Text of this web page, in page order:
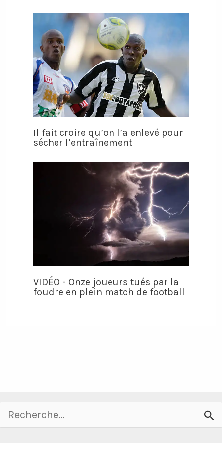
Il fait croire qu’on l’a enlevé pour
sécher l’entraînement
VIDÉO - Onze joueurs tués par la
foudre en plein match de football
Rechercher :